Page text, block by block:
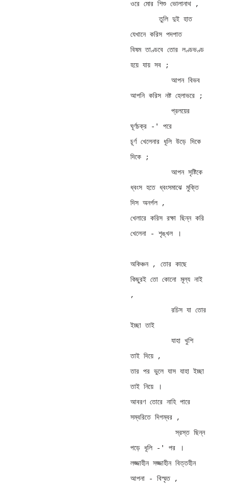
ওরে মোর শিশু ভোলানাথ ,
       তুলি দুই হাত
যেখানে করিস পদপাত
বিষম তাণ্ডবে তোর লণ্ডভণ্ড
হয়ে যায় সব ;
আপনি করিস নষ্ট হেলাভরে ;
ঘূর্ণচক্র -' পরে
চূর্ণ খেলেনার ধূলি উড়ে দিকে
দিকে ;
ধ্বংস হতে ধ্বংসমাঝে মুক্তি
দিস অনর্গল ,
খেলারে করিস রক্ষা ছিন্ন করি
খেলেনা - শৃঙ্খল ।
অকিঞ্চন , তোর কাছে
কিছুরই তো কোনো মূল্য নাই
,
ইচ্ছা তাই
তাই দিয়ে ,
তার পর ভুলে যাস যাহা ইচ্ছা
তাই নিয়ে ।
আবরণ তোরে নাহি পারে
সম্বরিতে দিগম্বর ,
           স্রস্ত ছিন্ন
পড়ে ধূলি -' পর ।
লজ্জাহীন সজ্জাহীন বিত্তহীন
আপনা - বিস্মৃত ,